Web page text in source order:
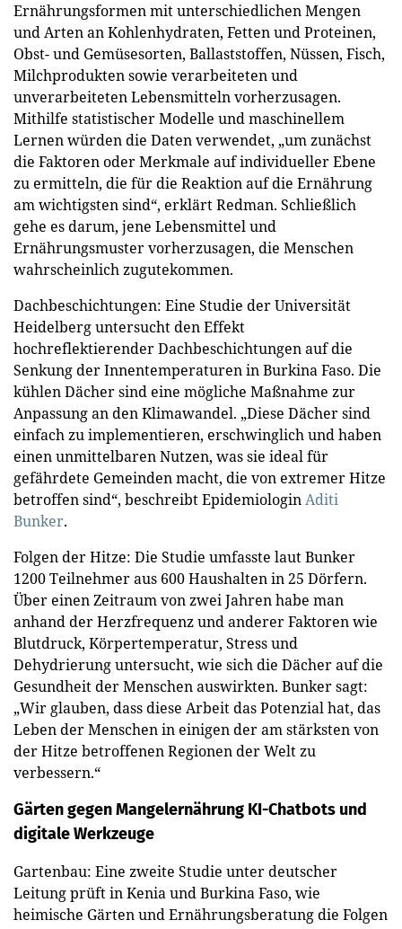
Ernährungsformen mit unterschiedlichen Mengen
und Arten an Kohlenhydraten, Fetten und Proteinen,
Obst- und Gemüsesorten, Ballaststoffen, Nüssen, Fisch,
Milchprodukten sowie verarbeiteten und
unverarbeiteten Lebensmitteln vorherzusagen.
Mithilfe statistischer Modelle und maschinellem
Lernen würden die Daten verwendet, „um zunächst
die Faktoren oder Merkmale auf individueller Ebene
zu ermitteln, die für die Reaktion auf die Ernährung
am wichtigsten sind“, erklärt Redman. Schließlich
gehe es darum, jene Lebensmittel und
Ernährungsmuster vorherzusagen, die Menschen
wahrscheinlich zugutekommen.
Dachbeschichtungen: Eine Studie der Universität
Heidelberg untersucht den Effekt
hochreflektierender Dachbeschichtungen auf die
Senkung der Innentemperaturen in Burkina Faso. Die
kühlen Dächer sind eine mögliche Maßnahme zur
Anpassung an den Klimawandel. „Diese Dächer sind
einfach zu implementieren, erschwinglich und haben
einen unmittelbaren Nutzen, was sie ideal für
gefährdete Gemeinden macht, die von extremer Hitze
betroffen sind“, beschreibt EpidemiologinAditi
Bunker.
Folgen der Hitze: Die Studie umfasste laut Bunker
1200 Teilnehmer aus 600 Haushalten in 25 Dörfern.
Über einen Zeitraum von zwei Jahren habe man
anhand der Herzfrequenz und anderer Faktoren wie
Blutdruck, Körpertemperatur, Stress und
Dehydrierung untersucht, wie sich die Dächer auf die
Gesundheit der Menschen auswirkten. Bunker sagt:
„Wir glauben, dass diese Arbeit das Potenzial hat, das
Leben der Menschen in einigen der am stärksten von
der Hitze betroffenen Regionen der Welt zu
verbessern.“
Gärten gegen Mangelernährung KI-Chatbots und
digitale Werkzeuge
Gartenbau: Eine zweite Studie unter deutscher
Leitung prüft in Kenia und Burkina Faso, wie
heimische Gärten und Ernährungsberatung die Folgen